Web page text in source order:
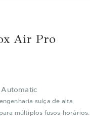
Air Pro
suíça de alta
múltiplos fusos-horários.